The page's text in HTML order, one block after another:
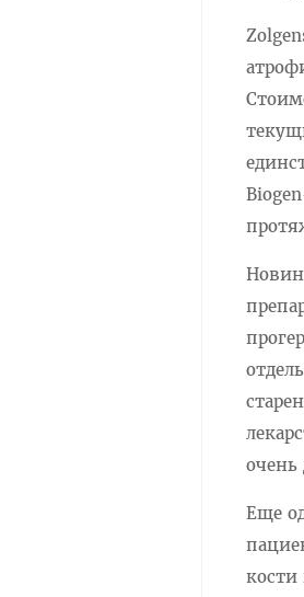
очень
Еще
кости